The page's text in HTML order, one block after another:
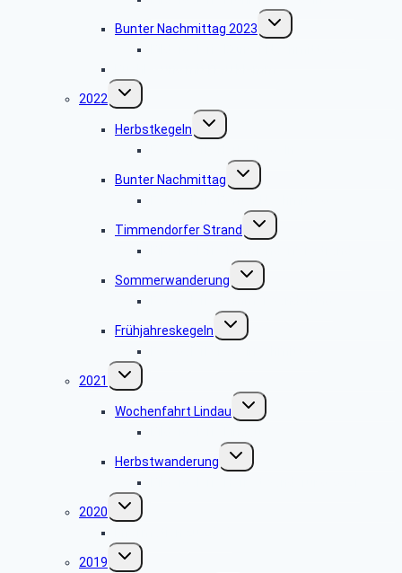
Bunter Nachmittag 2023
Untermenü
umschalten
2022
Untermenü
umschalten
Herbstkegeln
Untermenü
umschalten
Bunter Nachmittag
Untermenü
umschalten
Timmendorfer Strand
Untermenü
umschalten
Sommerwanderung
Untermenü
umschalten
Frühjahreskegeln
Untermenü
umschalten
2021
Untermenü
umschalten
Wochenfahrt Lindau
Untermenü
umschalten
Herbstwanderung
Untermenü
umschalten
2020
Untermenü
umschalten
2019
Untermenü
umschalten